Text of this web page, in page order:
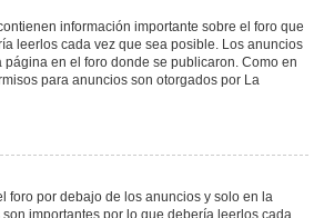
información importante sobre el foro que
leerlos cada vez que sea posible. Los anuncios
en el foro donde se publicaron. Como en
para anuncios son otorgados por La
foro por debajo de los anuncios y solo en la
importantes por lo que debería leerlos cada